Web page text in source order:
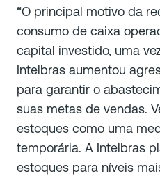
“O principal motivo da
consumo de caixa
capital investido, uma
Intelbras aumentou
para garantir o
suas metas de vendas.
estoques como uma
temporária. A Intelbras
estoques para níveis